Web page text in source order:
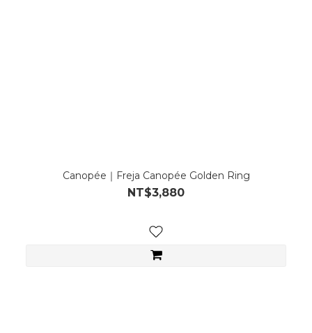
Canopée｜Freja Canopée Golden Ring
NT$3,880